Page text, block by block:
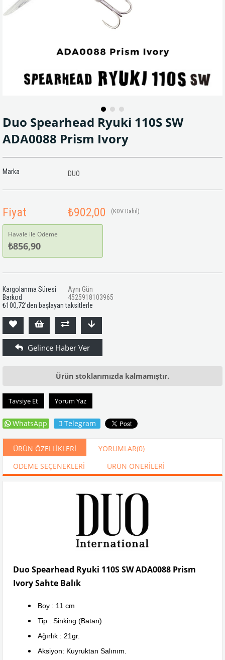
Duo Spearhead Ryuki 110S SW
ADA0088 Prism Ivory
Marka DUO
Fiyat ₺902,00 (KDV Dahil)
Havale ile Ödeme
₺856,90
Kargolanma Süresi
Aynı Gün
Barkod
4525918103965
₺100,72'den başlayan taksitlerle
Ürün stoklarımızda kalmamıştır.
Tavsiye Et Yorum Yaz
WhatsApp Telegram
ÜRÜN ÖZELLIKLERI YORUMLAR(0)
ÖDEME SEÇENEKLERI
ÜRÜN ÖNERILERI
Duo Spearhead Ryuki 110S SW ADA0088 Prism
Ivory Sahte Balık
Boy : 11 cm
Tip : Sinking (Batan)
Ağırlık : 21gr.
Aksiyon: Kuyruktan Salınım.